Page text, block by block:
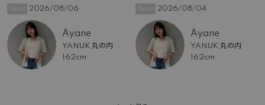
New 2026/08/06
Ayane
YANUK 丸の内
162cm
New 2026/08/04
Ayane
YANUK 丸の内
162cm